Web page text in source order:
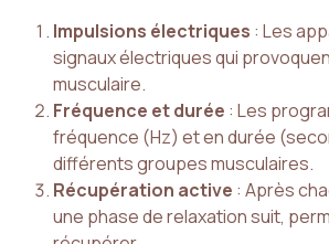
Impulsions électriques : Les
signaux électriques qui
musculaire.
Fréquence et durée : Les
fréquence (Hz) et en durée
différents groupes musculaires.
Récupération active : Après
une phase de relaxation suit,